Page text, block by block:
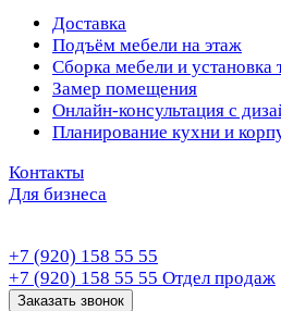
Доставка
Подъём мебели на этаж
Сборка мебели и установка
Замер помещения
Онлайн-консультация с
Планирование кухни и
Контакты
Для бизнеса
+7 (920) 158 55 55
+7 (920) 158 55 55 Отдел продаж
Заказать звонок